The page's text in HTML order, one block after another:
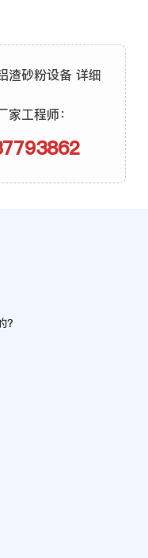
渣砂粉设备 详细
工程师：